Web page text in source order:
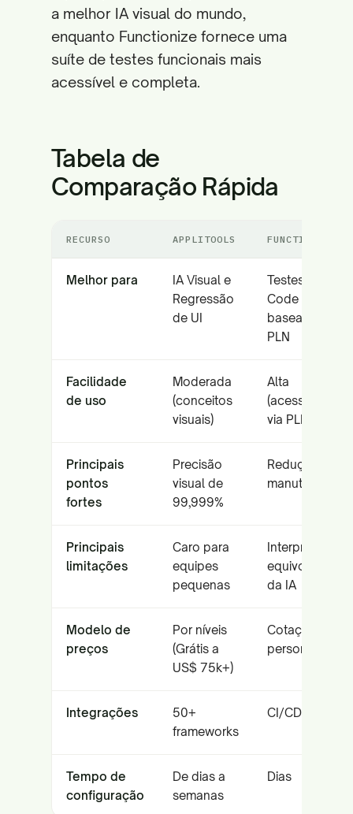
a melhor IA visual do mundo,
enquanto Functionize fornece uma
suíte de testes funcionais mais
acessível e completa.
Tabela de
Comparação Rápida
RECURSO APPLITOOLS FUNCTIONIZE
Melhor para
IA Visual e
Regressão
de UI
Testes Low-
Code
baseados em
PLN
Facilidade
de uso
Moderada
(conceitos
visuais)
Alta
(acessibilidade
via PLN)
Principais
pontos
fortes
Precisão
visual de
99,999%
Redução de
manutenção
Principais
limitações
Caro para
equipes
pequenas
Interpretações
equivocadas
da IA
Modelo de
preços
Por níveis
(Grátis a
US$ 75k+)
Cotação
personalizada
Integrações
50+
frameworks
CI/CD padrão
Tempo de
configuração
De dias a
semanas
Dias